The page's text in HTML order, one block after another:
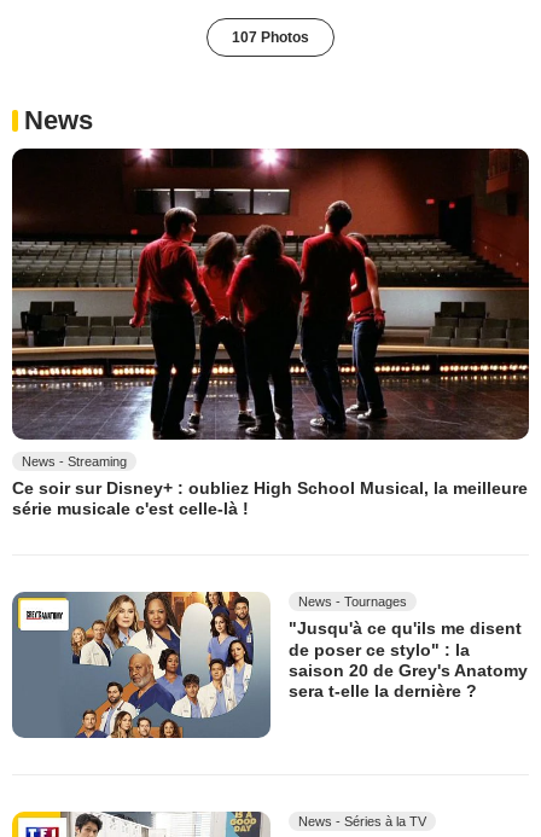
107 Photos
News
News - Streaming
Ce soir sur Disney+ : oubliez High School Musical, la meilleure
série musicale c'est celle-là !
News - Tournages
"Jusqu'à ce qu'ils me disent
de poser ce stylo" : la
saison 20 de Grey's Anatomy
sera t-elle la dernière ?
News - Séries à la TV